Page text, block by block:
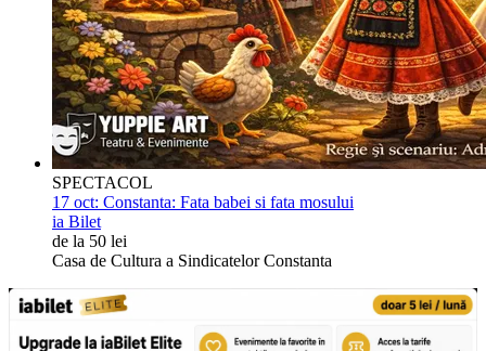
SPECTACOL
17 oct: Constanta: Fata babei si fata mosului
ia Bilet
de la 50 lei
Casa de Cultura a Sindicatelor Constanta